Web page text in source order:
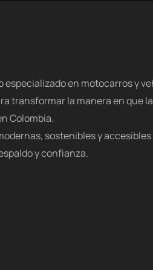
especializado en motocarros y
transformar la manera en que
Colombia.
sostenibles y
y confianza.